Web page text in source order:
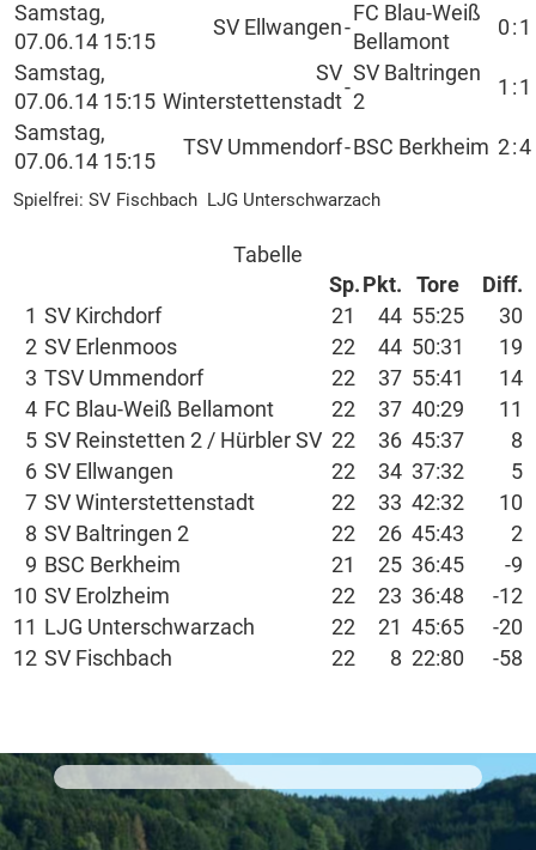
Samstag,
07.06.14 15:15
SV Ellwangen-
FC Blau-Weiß
Bellamont
0 : 1
Samstag,
07.06.14 15:15
SV
Winterstettenstadt
-
SV Baltringen
2
1 : 1
Samstag,
07.06.14 15:15
TSV Ummendorf- BSC Berkheim 2:4
Spielfrei: SV Fischbach LJG Unterschwarzach
Tabelle
Sp. Pkt. Tore
Diff.
1 SV Kirchdorf 21 44 55:25
30
2 SV Erlenmoos 22 44 50:31
19
3 TSV Ummendorf 22 37 55:41
14
4 FC Blau-Weiß Bellamont 22 37 40:29
11
5 SV Reinstetten 2 / Hürbler SV 22 36 45:37
8
6 SV Ellwangen 22 34 37:32
5
7 SV Winterstettenstadt 22 33 42:32
10
8 SV Baltringen 2 22 26 45:43
2
9 BSC Berkheim 21 25 36:45
-9
10 SV Erolzheim 22 23 36:48
-12
11
LJG Unterschwarzach 22 21 45:65
-20
12 SV Fischbach 22 8 22:80 -58